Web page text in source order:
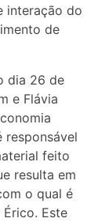
interação do
de
dia 26 de
e Flávia
responsável
feito
resulta em
o qual é
Este